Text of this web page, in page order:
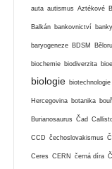
auta autismus Aztékové
Balkán bankovnictví banky
baryogeneze BDSM
biochemie biodiverzita
biologie biotechnologie
Hercegovina botanika
Burianosaurus Čad
CCD čechoslovakismus
Ceres CERN černá díra